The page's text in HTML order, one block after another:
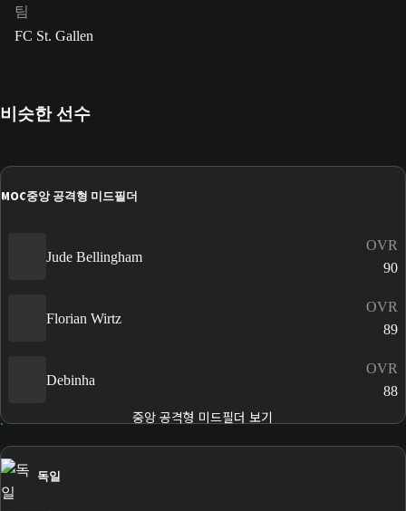
팀
FC St. Gallen
비슷한 선수
MOC중앙 공격형 미드필더
Jude Bellingham
OVR
90
Florian Wirtz
OVR
89
Debinha
OVR
88
중앙 공격형 미드필더 보기
독일